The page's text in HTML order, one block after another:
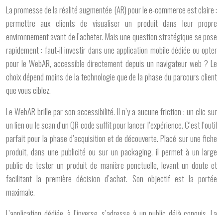
La promesse de la réalité augmentée (AR) pour le e-commerce est claire :
permettre aux clients de visualiser un produit dans leur propre
environnement avant de l’acheter. Mais une question stratégique se pose
rapidement : faut-il investir dans une application mobile dédiée ou opter
pour le WebAR, accessible directement depuis un navigateur web ? Le
choix dépend moins de la technologie que de la phase du parcours client
que vous ciblez.
Le WebAR brille par son accessibilité. Il n’y a aucune friction : un clic sur
un lien ou le scan d’un QR code suffit pour lancer l’expérience. C’est l’outil
parfait pour la phase d’acquisition et de découverte. Placé sur une fiche
produit, dans une publicité ou sur un packaging, il permet à un large
public de tester un produit de manière ponctuelle, levant un doute et
facilitant la première décision d’achat. Son objectif est la portée
maximale.